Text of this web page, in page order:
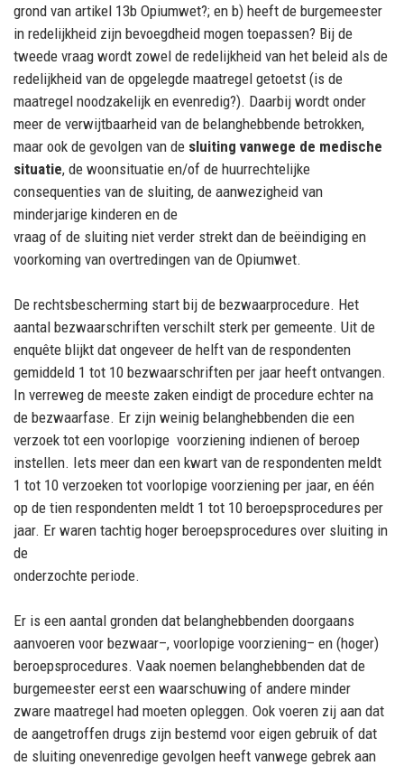
grond van artikel 13b Opiumwet?; en b) heeft de burgemeester
in redelijkheid zijn bevoegdheid mogen toepassen? Bij de
tweede vraag wordt zowel de redelijkheid van het beleid als de
redelijkheid van de opgelegde maatregel getoetst (is de
maatregel noodzakelijk en evenredig?). Daarbij wordt onder
meer de verwijtbaarheid van de belanghebbende betrokken,
maar ook de gevolgen van de sluiting vanwege de medische
situatie, de woonsituatie en/of de huurrechtelijke
consequenties van de sluiting, de aanwezigheid van
minderjarige kinderen en de
vraag of de sluiting niet verder strekt dan de beëindiging en
voorkoming van overtredingen van de Opiumwet.
De rechtsbescherming start bij de bezwaarprocedure. Het
aantal bezwaarschriften verschilt sterk per gemeente. Uit de
enquête blijkt dat ongeveer de helft van de respondenten
gemiddeld 1 tot 10 bezwaarschriften per jaar heeft ontvangen.
In verreweg de meeste zaken eindigt de procedure echter na
de bezwaarfase. Er zijn weinig belanghebbenden die een
verzoek tot een voorlopige voorziening indienen of beroep
instellen. Iets meer dan een kwart van de respondenten meldt
1 tot 10 verzoeken tot voorlopige voorziening per jaar, en één
op de tien respondenten meldt 1 tot 10 beroepsprocedures per
jaar. Er waren tachtig hoger beroepsprocedures over sluiting in
de
onderzochte periode.
Er is een aantal gronden dat belanghebbenden doorgaans
aanvoeren voor bezwaar–, voorlopige voorziening– en (hoger)
beroepsprocedures. Vaak noemen belanghebbenden dat de
burgemeester eerst een waarschuwing of andere minder
zware maatregel had moeten opleggen. Ook voeren zij aan dat
de aangetroffen drugs zijn bestemd voor eigen gebruik of dat
de sluiting onevenredige gevolgen heeft vanwege gebrek aan